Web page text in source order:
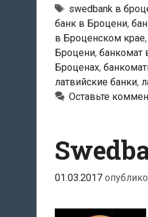
Тэги
swedbank в
банк в Броцени,
в Броценском крае,
Броцени, банкомат
Броценах,
латвийские банки,
Оставьте
01.03.2017